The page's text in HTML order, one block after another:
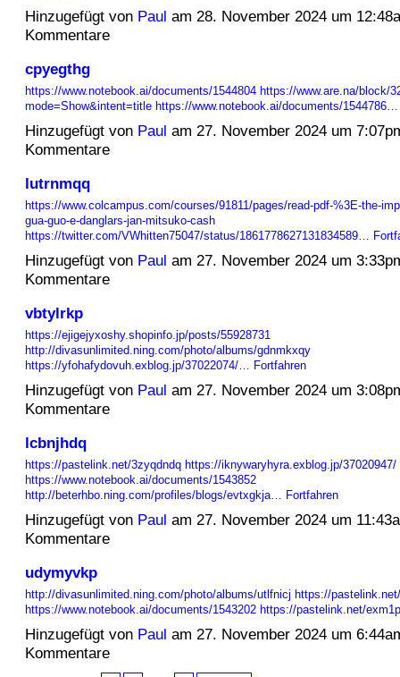
Hinzugefügt von Paul am 28. November 2024 um
Kommentare
cpyegthg
https://www.notebook.ai/documents/1544804 https://www.are.na/block/
mode=Show&intent=title https://www.notebook.ai/documents/1544786…
Hinzugefügt von Paul am 27. November 2024 um
Kommentare
lutrnmqq
https://www.colcampus.com/courses/91811/pages/read-pdf-%3E-the-
gua-guo-e-danglars-jan-mitsuko-cash
https://twitter.com/VWhitten75047/status/1861778627131834589…
Hinzugefügt von Paul am 27. November 2024 um
Kommentare
vbtylrkp
https://ejigejyxoshy.shopinfo.jp/posts/55928731
http://divasunlimited.ning.com/photo/albums/gdnmkxqy
https://yfohafydovuh.exblog.jp/37022074/… Fortfahren
Hinzugefügt von Paul am 27. November 2024 um
Kommentare
lcbnjhdq
https://pastelink.net/3zyqdndq https://iknywaryhyra.exblog.jp/37020947/
https://www.notebook.ai/documents/1543852
http://beterhbo.ning.com/profiles/blogs/evtxgkja… Fortfahren
Hinzugefügt von Paul am 27. November 2024 um
Kommentare
udymyvkp
http://divasunlimited.ning.com/photo/albums/utlfnicj https://
https://www.notebook.ai/documents/1543202 https://pastelink.net/
Hinzugefügt von Paul am 27. November 2024 um
Kommentare